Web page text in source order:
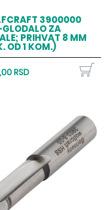
3900000
ZA
PRIHVAT 8 MM
OD 1 KOM.)
RSD